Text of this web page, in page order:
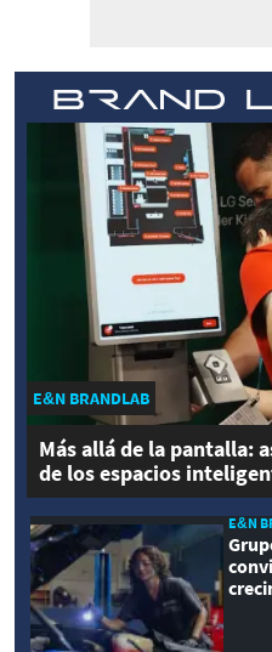
E&N BRANDLAB
Más allá de la pantalla:
de los espacios
E&N